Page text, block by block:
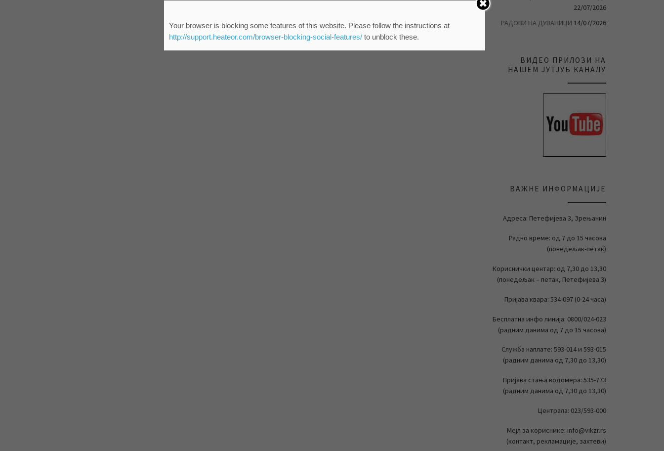
22/07/2026
РАДОВИ НА ДУВАНИЦИ 14/07/2026
ВИДЕО ПРИЛОЗИ НА
НАШЕМ ЈУТЈУБ КАНАЛУ
ВАЖНЕ ИНФОРМАЦИЈЕ
Адреса: Петефијева 3, Зрењанин
Радно време: од 7 до 15 часова
(понедељак-петак)
Кориснички центар: од 7,30 до 13,30
(понедељак – петак, Петефијева 3)
Пријава квара: 534-097 (0-24 часа)
Бесплатна инфо линија: 0800/024-023
(радним данима од 7 до 15 часова)
Служба наплате: 593-014 и 593-015
(радним данима од 7,30 до 13,30)
Пријава стања водомера: 535-773
(радним данима од 7,30 до 13,30)
Централа: 023/593-000
Мејл за кориснике: info@vikzr.rs
(контакт, рекламације, захтеви)
Your browser is blocking some features of this website. Please follow the instructions at
http://support.heateor.com/browser-blocking-social-features/to unblock these.